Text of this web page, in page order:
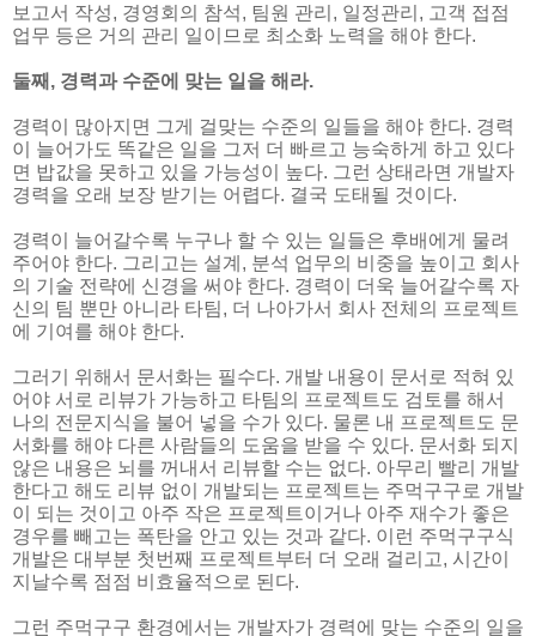
보고서 작성, 경영회의 참석, 팀원 관리, 일정관리, 고객 접점
업무 등은 거의 관리 일이므로 최소화 노력을 해야 한다.
둘째, 경력과 수준에 맞는 일을 해라.
경력이 많아지면 그게 걸맞는 수준의 일들을 해야 한다. 경력
이 늘어가도 똑같은 일을 그저 더 빠르고 능숙하게 하고 있다
면 밥값을 못하고 있을 가능성이 높다. 그런 상태라면 개발자
경력을 오래 보장 받기는 어렵다. 결국 도태될 것이다.
경력이 늘어갈수록 누구나 할 수 있는 일들은 후배에게 물려
주어야 한다. 그리고는 설계, 분석 업무의 비중을 높이고 회사
의 기술 전략에 신경을 써야 한다. 경력이 더욱 늘어갈수록 자
신의 팀 뿐만 아니라 타팀, 더 나아가서 회사 전체의 프로젝트
에 기여를 해야 한다.
그러기 위해서 문서화는 필수다. 개발 내용이 문서로 적혀 있
어야 서로 리뷰가 가능하고 타팀의 프로젝트도 검토를 해서
나의 전문지식을 불어 넣을 수가 있다. 물론 내 프로젝트도 문
서화를 해야 다른 사람들의 도움을 받을 수 있다. 문서화 되지
않은 내용은 뇌를 꺼내서 리뷰할 수는 없다. 아무리 빨리 개발
한다고 해도 리뷰 없이 개발되는 프로젝트는 주먹구구로 개발
이 되는 것이고 아주 작은 프로젝트이거나 아주 재수가 좋은
경우를 빼고는 폭탄을 안고 있는 것과 같다. 이런 주먹구구식
개발은 대부분 첫번째 프로젝트부터 더 오래 걸리고, 시간이
지날수록 점점 비효율적으로 된다.
그런 주먹구구 환경에서는 개발자가 경력에 맞는 수준의 일을